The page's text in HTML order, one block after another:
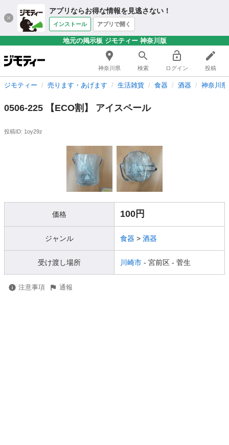
アプリならお得な情報を見逃さない！
インストール アプリで開く
地元の掲示板 ジモティー 神奈川版
神奈川県 検索 ログイン 投稿
ジモティー 売ります・あげます 生活雑貨 食器 酒器 神奈川
0506-225 【ECO割】 アイスペール
投稿ID: 1oy29z
価格 100円
ジャンル 食器 > 酒器
受け渡し場所 川崎市 - 宮前区 - 菅生
注意事項 通報